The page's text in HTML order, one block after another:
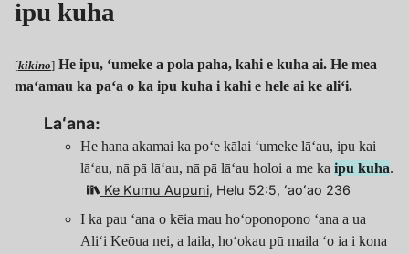
ipu kuha
[kikino] He ipu, ʻumeke a pola paha, kahi e kuha ai. He mea
maʻamau ka paʻa o ka ipu kuha i kahi e hele ai ke aliʻi.
Laʻana:
He hana akamai ka poʻe kālai ʻumeke lāʻau, ipu kai
lāʻau, nā pā lāʻau, nā pā lāʻau holoi a me ka ipu kuha.
Ke Kumu Aupuni, Helu 52:5, ʻaoʻao 236
I ka pau ʻana o kēia mau hoʻoponopono ʻana a ua
Aliʻi Keōua nei, a laila, hoʻokau pū maila ʻo ia i kona